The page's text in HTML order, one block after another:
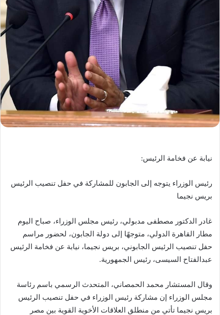
نيابة عن فخامة الرئيس:
رئيس الوزراء يتوجه إلى الجابون للمشاركة في حفل تنصيب الرئيس
بريس نجيما
غادر الدكتور مصطفى مدبولي، رئيس مجلس الوزراء، صباح اليوم
مطار القاهرة الدولي، متوجهًا إلى دولة الجابون، لحضور مراسم
حفل تنصيب الرئيس الجابوني، بريس نجيما، نيابة عن فخامة الرئيس
عبدالفتاح السيسى، رئيس الجمهورية.
وقال المستشار محمد الحمصاني، المتحدث الرسمي باسم رئاسة
مجلس الوزراء إن مشاركة رئيس الوزراء في حفل تنصيب الرئيس
بريس نجيما تأتي من منطلق العلاقات الأخوية القوية بين مصر